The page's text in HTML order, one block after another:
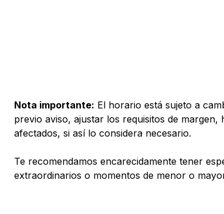
Nota importante: El horario está sujeto a
previo aviso, ajustar los requisitos de
afectados, si así lo considera necesario.
Te recomendamos encarecidamente tener
extraordinarios o momentos de menor o